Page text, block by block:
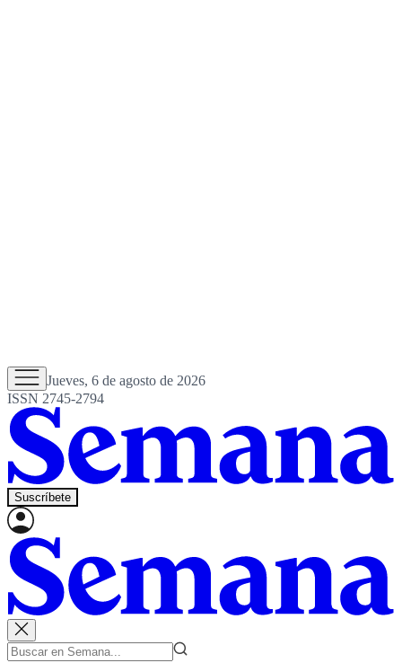
Jueves, 6 de agosto de 2026
ISSN 2745-2794
Suscríbete